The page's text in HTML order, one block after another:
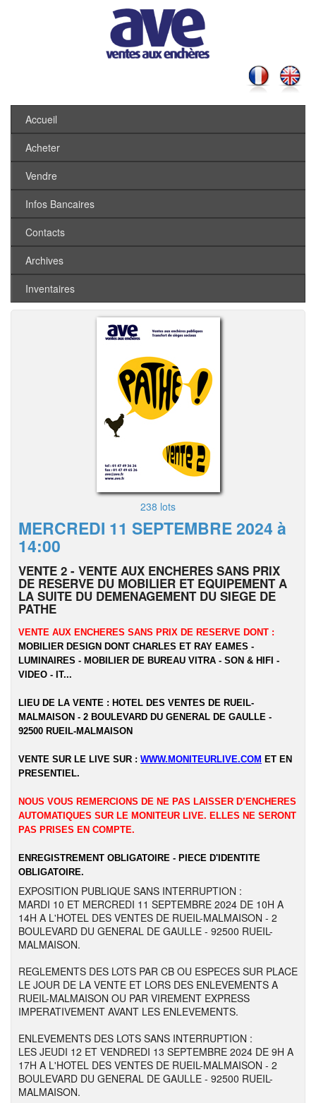
Accueil
Acheter
Vendre
Infos Bancaires
Contacts
Archives
Inventaires
238 lots
MERCREDI 11 SEPTEMBRE 2024 à
14:00
VENTE 2 - VENTE AUX ENCHERES SANS PRIX
DE RESERVE DU MOBILIER ET EQUIPEMENT A
LA SUITE DU DEMENAGEMENT DU SIEGE DE
PATHE
VENTE AUX ENCHERES SANS PRIX DE RESERVE DONT :
MOBILIER DESIGN DONT CHARLES ET RAY EAMES -
LUMINAIRES - MOBILIER DE BUREAU VITRA - SON & HIFI -
VIDEO - IT...
LIEU DE LA VENTE : HOTEL DES VENTES DE RUEIL-
MALMAISON - 2 BOULEVARD DU GENERAL DE GAULLE -
92500 RUEIL-MALMAISON
VENTE SUR LE LIVE SUR : WWW.MONITEURLIVE.COM ET EN
PRESENTIEL.
NOUS VOUS REMERCIONS DE NE PAS LAISSER D’ENCHERES
AUTOMATIQUES SUR LE MONITEUR LIVE. ELLES NE SERONT
PAS PRISES EN COMPTE.
ENREGISTREMENT OBLIGATOIRE - PIECE D'IDENTITE
OBLIGATOIRE.
EXPOSITION PUBLIQUE SANS INTERRUPTION :
MARDI 10 ET MERCREDI 11 SEPTEMBRE 2024 DE 10H A
14H A L'HOTEL DES VENTES DE RUEIL-MALMAISON - 2
BOULEVARD DU GENERAL DE GAULLE - 92500 RUEIL-
MALMAISON.
REGLEMENTS DES LOTS PAR CB OU ESPECES SUR PLACE
LE JOUR DE LA VENTE ET LORS DES ENLEVEMENTS A
RUEIL-MALMAISON OU PAR VIREMENT EXPRESS
IMPERATIVEMENT AVANT LES ENLEVEMENTS.
ENLEVEMENTS DES LOTS SANS INTERRUPTION :
LES JEUDI 12 ET VENDREDI 13 SEPTEMBRE 2024 DE 9H A
17H A L'HOTEL DES VENTES DE RUEIL-MALMAISON - 2
BOULEVARD DU GENERAL DE GAULLE - 92500 RUEIL-
MALMAISON.